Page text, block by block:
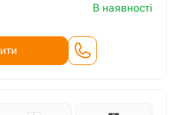
В наявності